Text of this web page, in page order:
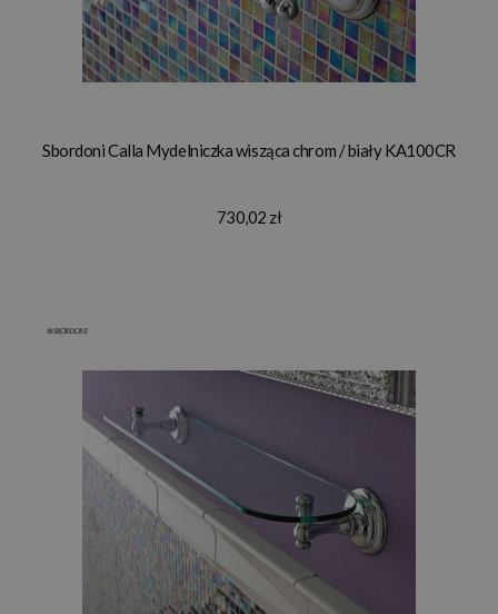
Sbordoni Calla Mydelniczka wisząca chrom / biały KA100CR
730,02 zł